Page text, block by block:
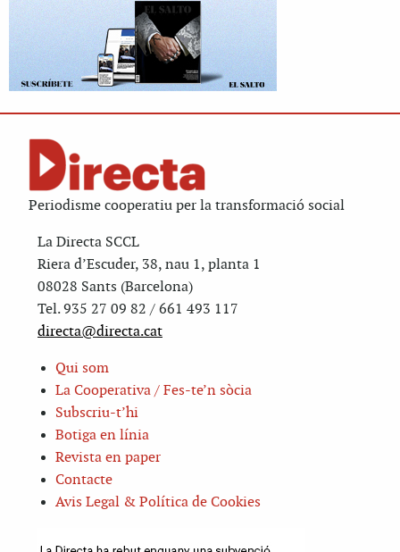
Periodisme cooperatiu per la transformació social
La Directa SCCL
Riera d’Escuder, 38, nau 1, planta 1
08028 Sants (Barcelona)
Tel. 935 27 09 82 / 661 493 117
directa@directa.cat
Qui som
La Cooperativa / Fes-te’n sòcia
Subscriu-t’hi
Botiga en línia
Revista en paper
Contacte
Avis Legal & Política de Cookies